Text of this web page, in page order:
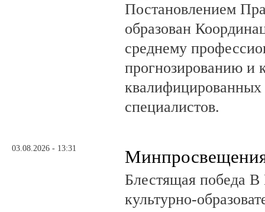
Постановлением
образован
среднему
прогнозированию и
квалифицированных
специалистов.
03.08.2026 - 13:31
Блестящая победа В
культурно-